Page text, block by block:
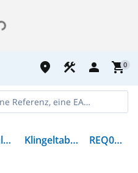
place construction person shopping_cart0
Sprechanlagen Klingeltableau REQ008Y